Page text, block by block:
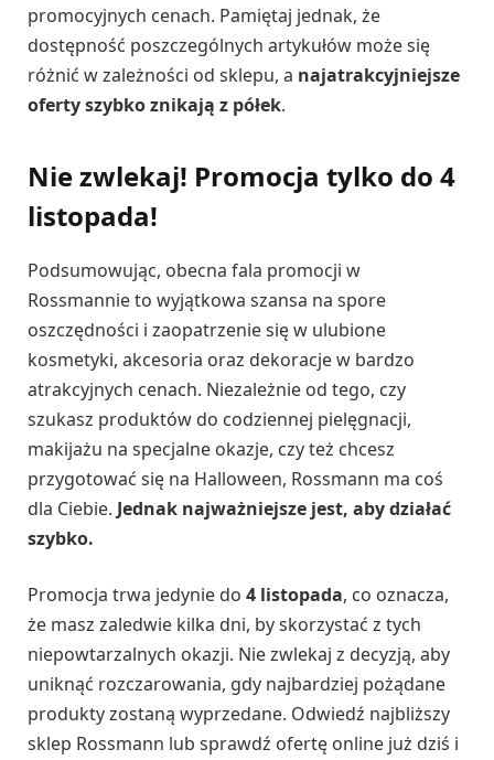
promocyjnych cenach. Pamiętaj jednak, że
dostępność poszczególnych artykułów może się
różnić w zależności od sklepu, a najatrakcyjniejsze
oferty szybko znikają z półek.
Nie zwlekaj! Promocja tylko do 4
listopada!
Podsumowując, obecna fala promocji w
Rossmannie to wyjątkowa szansa na spore
oszczędności i zaopatrzenie się w ulubione
kosmetyki, akcesoria oraz dekoracje w bardzo
atrakcyjnych cenach. Niezależnie od tego, czy
szukasz produktów do codziennej pielęgnacji,
makijażu na specjalne okazje, czy też chcesz
przygotować się na Halloween, Rossmann ma coś
dla Ciebie. Jednak najważniejsze jest, aby działać
szybko.
Promocja trwa jedynie do 4 listopada, co oznacza,
że masz zaledwie kilka dni, by skorzystać z tych
niepowtarzalnych okazji. Nie zwlekaj z decyzją, aby
uniknąć rozczarowania, gdy najbardziej pożądane
produkty zostaną wyprzedane. Odwiedź najbliższy
sklep Rossmann lub sprawdź ofertę online już dziś i